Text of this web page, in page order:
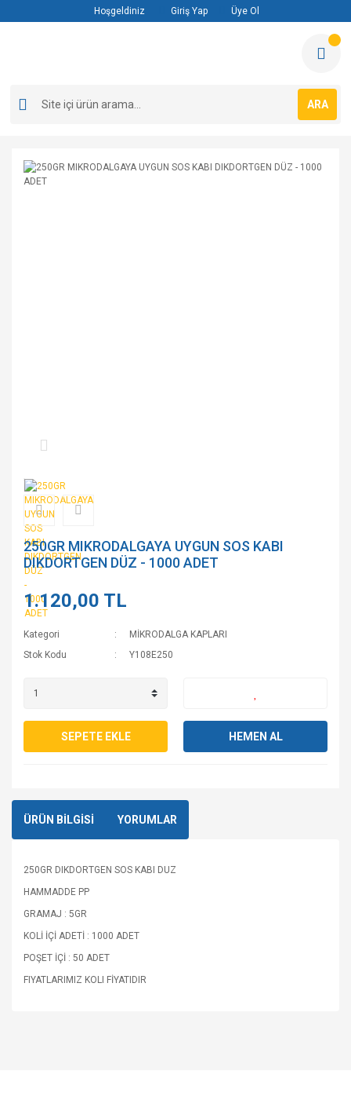
Hoşgeldiniz Giriş Yap Üye Ol
ARA
250GR MIKRODALGAYA UYGUN SOS KABI
DIKDORTGEN DÜZ - 1000 ADET
1.120,00 TL
Kategori
MİKRODALGA KAPLARI
Stok Kodu
Y108E250
SEPETE EKLE HEMEN AL
ÜRÜN BİLGİSİ YORUMLAR
250GR DIKDORTGEN SOS KABI DUZ
HAMMADDE PP
GRAMAJ : 5GR
KOLİ İÇİ ADETİ : 1000 ADET
POŞET İÇİ : 50 ADET
FIYATLARIMIZ KOLI FİYATIDIR